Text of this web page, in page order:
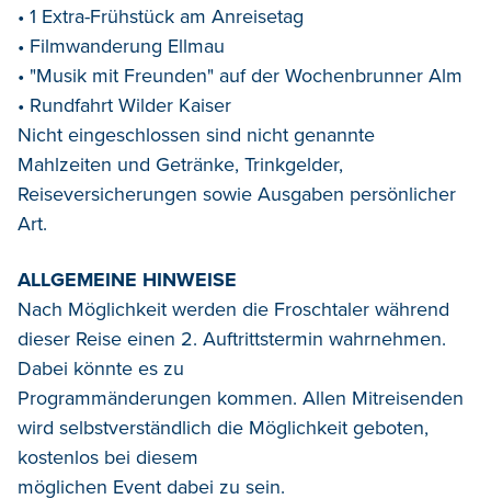
• 1 Extra-Frühstück am Anreisetag
• Filmwanderung Ellmau
• "Musik mit Freunden" auf der Wochenbrunner Alm
• Rundfahrt Wilder Kaiser
Nicht eingeschlossen sind nicht genannte
Mahlzeiten und Getränke, Trinkgelder,
Reiseversicherungen sowie Ausgaben persönlicher
Art.
ALLGEMEINE HINWEISE
Nach Möglichkeit werden die Froschtaler während
dieser Reise einen 2. Auftrittstermin wahrnehmen.
Dabei könnte es zu
Programmänderungen kommen. Allen Mitreisenden
wird selbstverständlich die Möglichkeit geboten,
kostenlos bei diesem
möglichen Event dabei zu sein.